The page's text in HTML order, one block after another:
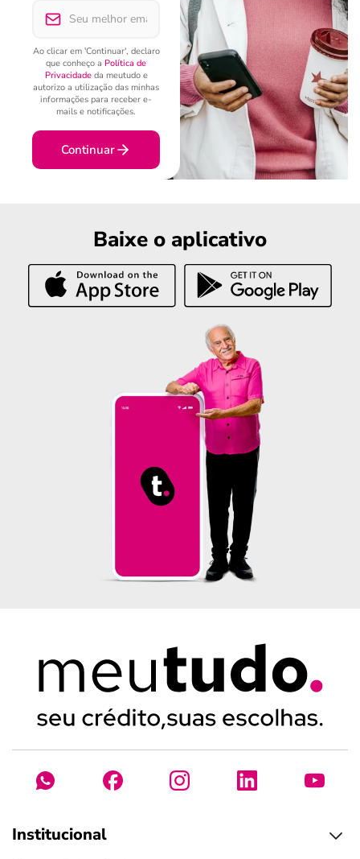
Ao clicar em 'Continuar', declaro
que conheço a Política de
Privacidadeda meutudo e
autorizo a utilização das minhas
informações para receber e-
mails e notificações.
Continuar
Baixe o aplicativo
Institucional